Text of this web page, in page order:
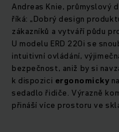
Andreas Knie, průmyslový
říká: „Dobrý design
zákazníků a vytváří půdu
U modelu ERD 220i se
intuitivní ovládání,
bezpečnost, aniž by si
k dispozici ergonomicky
sedadlo řidiče. Výrazně
přináší více prostoru ve